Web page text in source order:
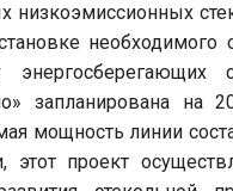
низкоэмиссионных
необходимого
запланирована на
мощность линии
этот проект